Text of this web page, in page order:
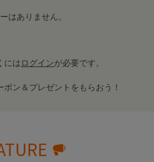
はありません。
にはログインが必要です。
ポン＆プレゼントをもらおう！